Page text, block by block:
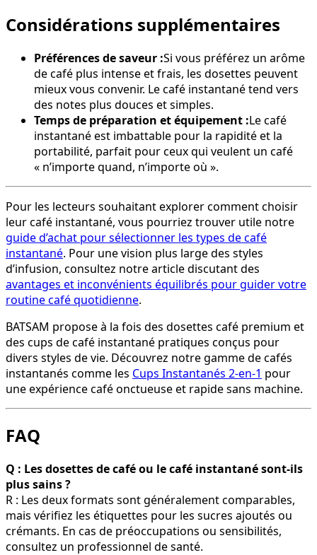
Considérations supplémentaires
Préférences de saveur :Si vous préférez un arôme
de café plus intense et frais, les dosettes peuvent
mieux vous convenir. Le café instantané tend vers
des notes plus douces et simples.
Temps de préparation et équipement :Le café
instantané est imbattable pour la rapidité et la
portabilité, parfait pour ceux qui veulent un café
« n’importe quand, n’importe où ».
Pour les lecteurs souhaitant explorer comment choisir
leur café instantané, vous pourriez trouver utile notre
guide d’achat pour sélectionner les types de café
instantané. Pour une vision plus large des styles
d’infusion, consultez notre article discutant des
avantages et inconvénients équilibrés pour guider votre
routine café quotidienne.
BATSAM propose à la fois des dosettes café premium et
des cups de café instantané pratiques conçus pour
divers styles de vie. Découvrez notre gamme de cafés
instantanés comme les Cups Instantanés 2-en-1 pour
une expérience café onctueuse et rapide sans machine.
FAQ
Q : Les dosettes de café ou le café instantané sont-ils
plus sains ?
R : Les deux formats sont généralement comparables,
mais vérifiez les étiquettes pour les sucres ajoutés ou
crémants. En cas de préoccupations ou sensibilités,
consultez un professionnel de santé.